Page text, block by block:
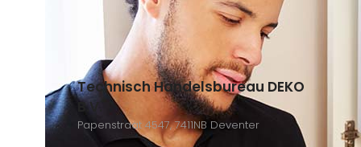
Technisch Handelsbureau DEKO
B.V.
Papenstraat 4547, 7411NB Deventer